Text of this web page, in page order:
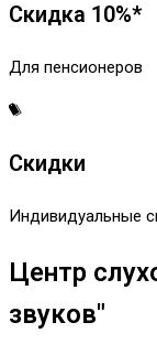
Скидка 10%*
Для пенсионеров
Скидки
Индивидуальные
Центр
звуков"